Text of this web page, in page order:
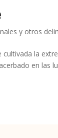
y otros
la
en las